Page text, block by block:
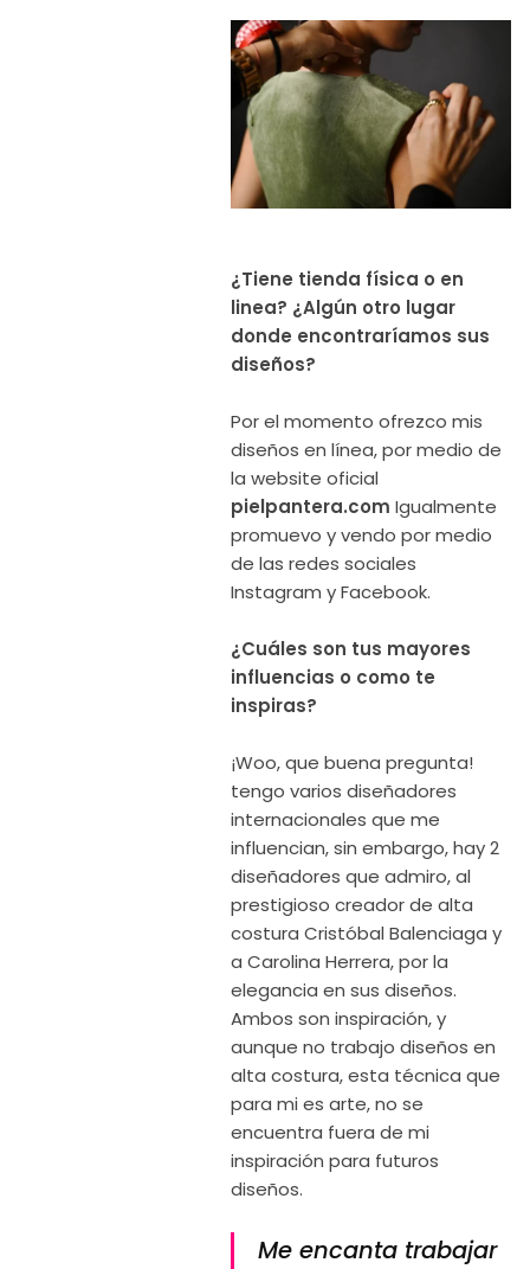
¿Tiene tienda física o en
linea? ¿Algún otro lugar
donde encontraríamos sus
diseños?
Por el momento ofrezco mis
diseños en línea, por medio de
la website oficial
pielpantera.com Igualmente
promuevo y vendo por medio
de las redes sociales
Instagram y Facebook.
¿Cuáles son tus mayores
influencias o como te
inspiras?
¡Woo, que buena pregunta!
tengo varios diseñadores
internacionales que me
influencian, sin embargo, hay 2
diseñadores que admiro, al
prestigioso creador de alta
costura Cristóbal Balenciaga y
a Carolina Herrera, por la
elegancia en sus diseños.
Ambos son inspiración, y
aunque no trabajo diseños en
alta costura, esta técnica que
para mi es arte, no se
encuentra fuera de mi
inspiración para futuros
diseños.
Me encanta trabajar